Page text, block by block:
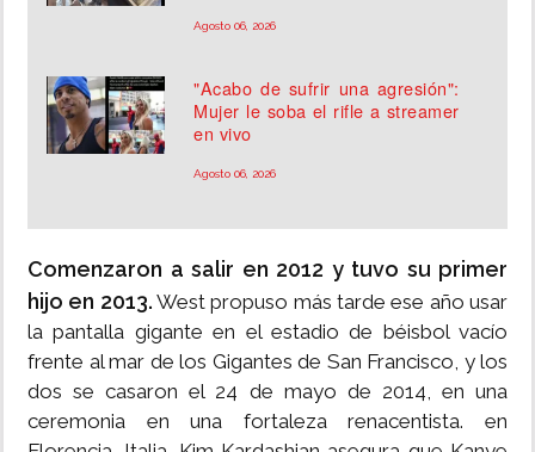
Agosto 06, 2026
"Acabo de sufrir una agresión":
Mujer le soba el rifle a streamer
en vivo
Agosto 06, 2026
Comenzaron a salir en 2012 y tuvo su primer
hijo en 2013. West propuso más tarde ese año usar
la pantalla gigante en el estadio de béisbol vacío
frente al mar de los Gigantes de San Francisco, y los
dos se casaron el 24 de mayo de 2014, en una
ceremonia en una fortaleza renacentista. en